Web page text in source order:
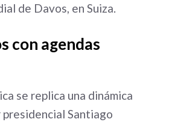
de Davos, en Suiza.
con agendas
se replica una dinámica
presidencial Santiago